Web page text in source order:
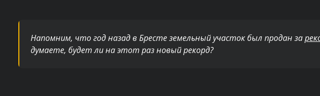
Напомним, что год назад в Бресте земельный участок был продан за
думаете, будет ли на этот раз новый рекорд?